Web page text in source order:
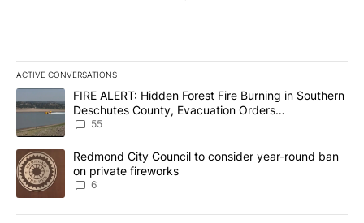
ACTIVE CONVERSATIONS
The following is a list of the most commented articles in the last
A trending article titled "FIRE ALERT: Hidden Forest Fire
FIRE ALERT: Hidden Forest Fire Burning in Southern
Deschutes County, Evacuation Orders
Implemented
55
A trending article titled "Redmond City Council to consider
Redmond City Council to consider year-round ban
on private fireworks
6